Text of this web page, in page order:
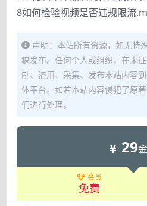
8如何检验视频是否违规限流
声明：本站所有资源，如无特
稿发布。任何个人或组织，在未
制、盗用、采集、发布本站内容
体平台。如若本站内容侵犯了原
们进行处理。
29
会员
免费